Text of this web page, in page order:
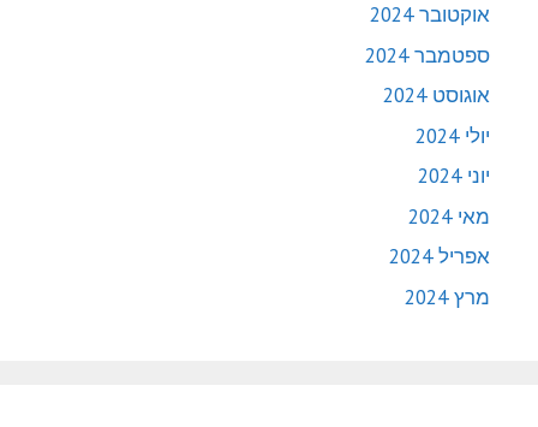
אוקטובר 2024
ספטמבר 2024
אוגוסט 2024
יולי 2024
יוני 2024
מאי 2024
אפריל 2024
מרץ 2024